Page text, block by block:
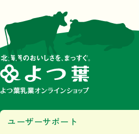
ユーザーサポート